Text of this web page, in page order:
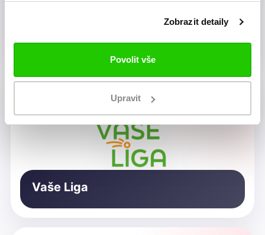
Zobrazit detaily
Povolit vše
Upravit
Vaše Liga